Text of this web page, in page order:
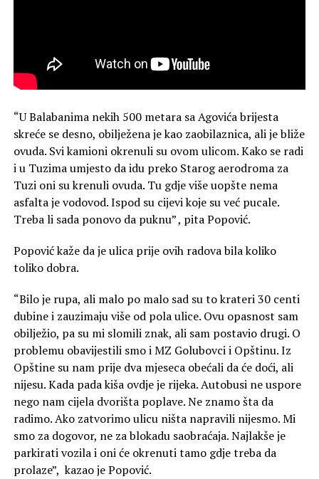
“U Balabanima nekih 500 metara sa Agovića brijesta
skreće se desno, obilježena je kao zaobilaznica, ali je bliže
ovuda. Svi kamioni okrenuli su ovom ulicom. Kako se radi
i u Tuzima umjesto da idu preko Starog aerodroma za
Tuzi oni su krenuli ovuda. Tu gdje više uopšte nema
asfalta je vodovod. Ispod su cijevi koje su već pucale.
Treba li sada ponovo da puknu” , pita Popović.
Popović kaže da je ulica prije ovih radova bila koliko
toliko dobra.
“Bilo je rupa, ali malo po malo sad su to krateri 30 centi
dubine i zauzimaju više od pola ulice. Ovu opasnost sam
obilježio, pa su mi slomili znak, ali sam postavio drugi. O
problemu obavijestili smo i MZ Golubovci i Opštinu. Iz
Opštine su nam prije dva mjeseca obećali da će doći, ali
nijesu. Kada pada kiša ovdje je rijeka. Autobusi ne uspore
nego nam cijela dvorišta poplave. Ne znamo šta da
radimo. Ako zatvorimo ulicu ništa napravili nijesmo. Mi
smo za dogovor, ne za blokadu saobraćaja. Najlakše je
parkirati vozila i oni će okrenuti tamo gdje treba da
prolaze”, kazao je Popović.